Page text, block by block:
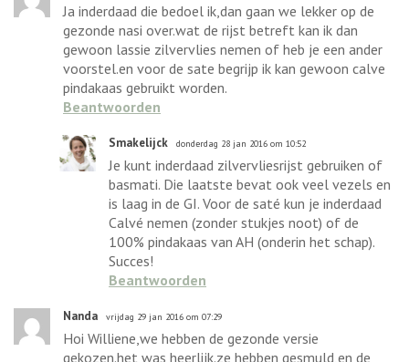
Ja inderdaad die bedoel ik,dan gaan we lekker op de
gezonde nasi over.wat de rijst betreft kan ik dan
gewoon lassie zilvervlies nemen of heb je een ander
voorstel.en voor de sate begrijp ik kan gewoon calve
pindakaas gebruikt worden.
Beantwoorden
Smakelijck donderdag 28 jan 2016 om 10:52
Je kunt inderdaad zilvervliesrijst gebruiken of
basmati. Die laatste bevat ook veel vezels en
is laag in de GI. Voor de saté kun je inderdaad
Calvé nemen (zonder stukjes noot) of de
100% pindakaas van AH (onderin het schap).
Succes!
Beantwoorden
Nanda vrijdag 29 jan 2016 om 07:29
Hoi Williene,we hebben de gezonde versie
gekozen.het was heerlijk.ze hebben gesmuld,en de